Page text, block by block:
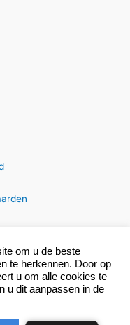
technics
om u de beste
te herkennen. Door op
u om alle cookies te
u dit aanpassen in de